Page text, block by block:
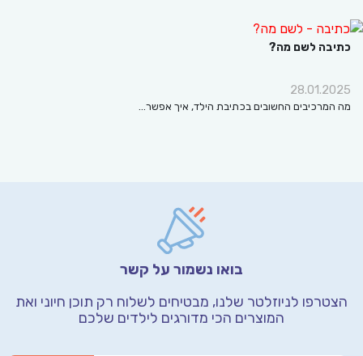
לשם מה?
החשובים בכתיבת הילד, איך אפשר…
בואו נשמור על קשר
לניוזלטר שלנו, מבטיחים לשלוח רק תוכן חיוני ואת
המוצרים הכי מדורגים לילדים שלכם